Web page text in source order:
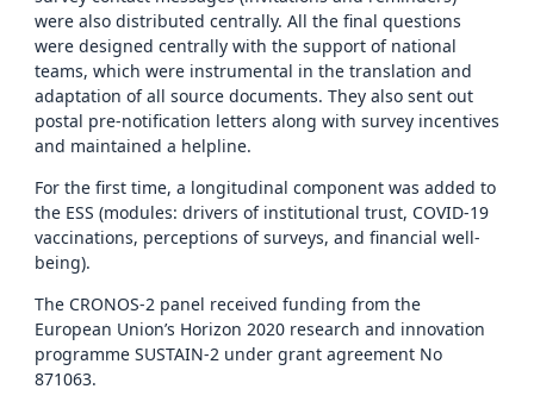
were also distributed centrally. All the final questions
were designed centrally with the support of national
teams, which were instrumental in the translation and
adaptation of all source documents. They also sent out
postal pre-notification letters along with survey incentives
and maintained a helpline.
For the first time, a longitudinal component was added to
the ESS (modules: drivers of institutional trust, COVID-19
vaccinations, perceptions of surveys, and financial well-
being).
The CRONOS-2 panel received funding from the
European Union’s Horizon 2020 research and innovation
programme SUSTAIN-2 under grant agreement No
871063.